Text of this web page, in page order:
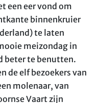
een eer vond om
binnenkruier
te laten
meizondag in
beter te benutten.
de elf bezoekers van
molenaar, van
Vaart zijn